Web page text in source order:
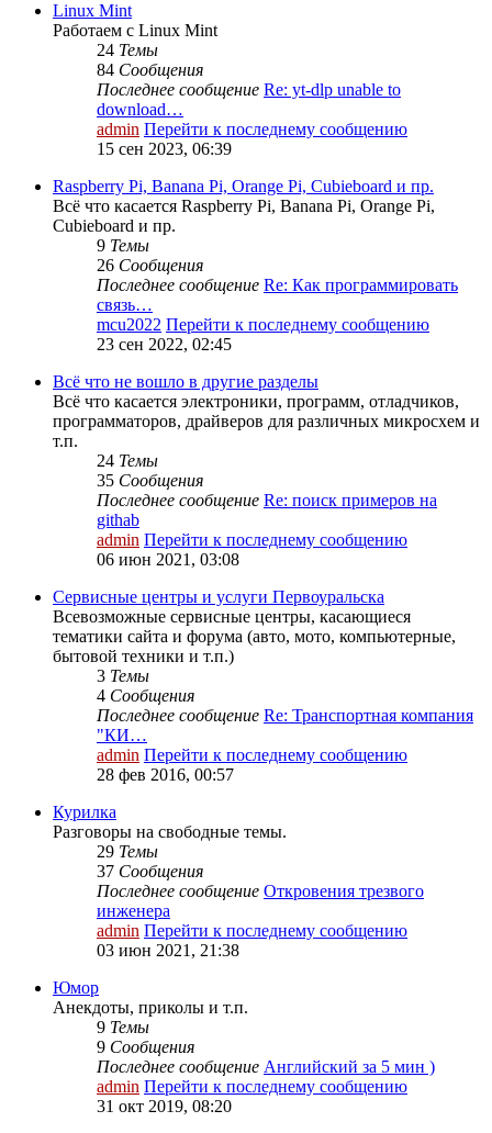
Linux Mint
Работаем с Linux Mint
24 Темы
84 Сообщения
Последнее сообщение Re: yt-dlp unable to
download…
admin Перейти к последнему сообщению
15 сен 2023, 06:39
Raspberry Pi, Banana Pi, Orange Pi, Cubieboard и пр.
Всё что касается Raspberry Pi, Banana Pi, Orange Pi,
Cubieboard и пр.
9 Темы
26 Сообщения
Последнее сообщение Re: Как программировать
связь…
mcu2022 Перейти к последнему сообщению
23 сен 2022, 02:45
Всё что не вошло в другие разделы
Всё что касается электроники, программ, отладчиков,
программаторов, драйверов для различных микросхем и
т.п.
24 Темы
35 Сообщения
Последнее сообщение Re: поиск примеров на
githab
admin Перейти к последнему сообщению
06 июн 2021, 03:08
Сервисные центры и услуги Первоуральска
Всевозможные сервисные центры, касающиеся
тематики сайта и форума (авто, мото, компьютерные,
бытовой техники и т.п.)
3 Темы
4 Сообщения
Последнее сообщение Re: Транспортная компания
"КИ…
admin Перейти к последнему сообщению
28 фев 2016, 00:57
Курилка
Разговоры на свободные темы.
29 Темы
37 Сообщения
Последнее сообщение Откровения трезвого
инженера
admin Перейти к последнему сообщению
03 июн 2021, 21:38
Юмор
Анекдоты, приколы и т.п.
9 Темы
9 Сообщения
Последнее сообщение Английский за 5 мин )
admin Перейти к последнему сообщению
31 окт 2019, 08:20